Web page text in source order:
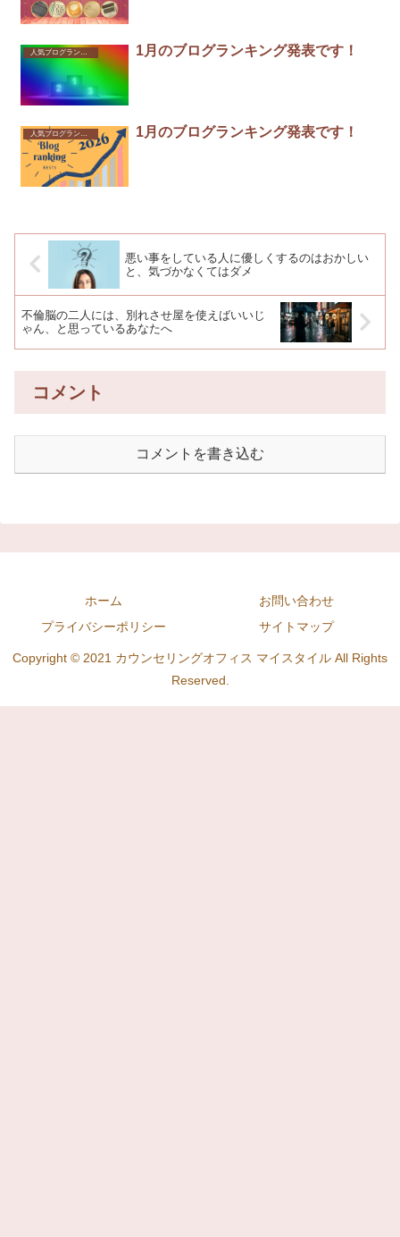
人気ブログランキング 1月のブログランキング発表です！
人気ブログランキング 1月のブログランキング発表です！
悪い事をしている人に優しくするのはおかしい
と、気づかなくてはダメ
不倫脳の二人には、別れさせ屋を使えばいいじ
ゃん、と思っているあなたへ
コメント
コメントを書き込む
ホーム
お問い合わせ
プライバシーポリシー
サイトマップ
Copyright © 2021 カウンセリングオフィス マイスタイル All Rights
Reserved.